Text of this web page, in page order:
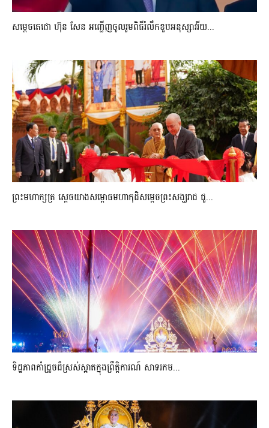
សម្តេចតេជោ ហ៊ុន សែន អញ្ជើញចូលរួមពិធីរំលឹកខួបអនុស្សាវរីយ...
ព្រះមហាក្សត្រ ស្តេចយាងសម្ពោធមហាកុដិសម្តេចព្រះសង្ឃរាជ ជួ...
ទិដ្ឋភាពកាំជ្រួចដ៏ស្រស់ស្អាត​ក្នុងព្រឹត្តិការណ៍​ សាទរកម...